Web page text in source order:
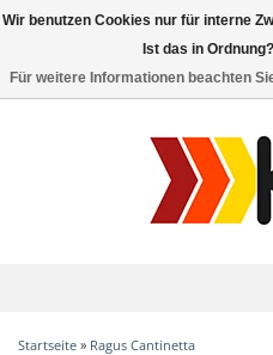
Toggle
Startseite » Ragus Cantinetta
Wir benutzen Cookies nur für interne
Ist das in Ordnung?
Für weitere Informationen beachten